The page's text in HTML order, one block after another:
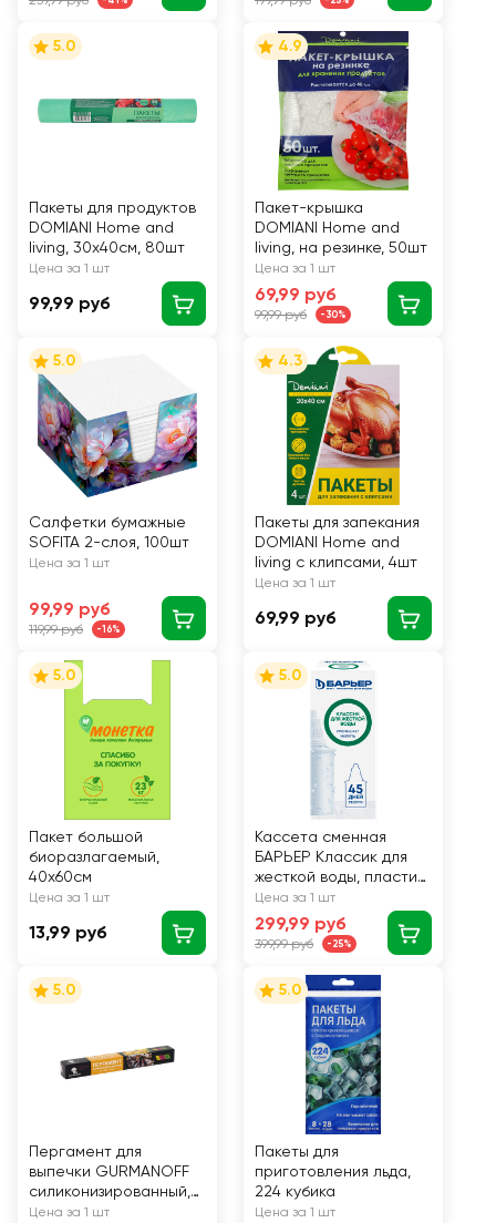
5.0
Пакеты для продуктов
DOMIANI Home and
living, 30х40см, 80шт
Цена за 1 шт
99,99 руб
4.9
Пакет-крышка
DOMIANI Home and
living, на резинке, 50шт
Цена за 1 шт
69,99 руб
99,99 руб -30%
5.0
Салфетки бумажные
SOFITA 2-слоя, 100шт
Цена за 1 шт
99,99 руб
119,99 руб -16%
4.3
Пакеты для запекания
DOMIANI Home and
living с клипсами, 4шт
Цена за 1 шт
69,99 руб
5.0
Пакет большой
биоразлагаемый,
40х60см
Цена за 1 шт
13,99 руб
5.0
Кассета сменная
БАРЬЕР Классик для
жесткой воды, пластик
Арт. К311Р12/
Б-228225/94
Цена за 1 шт
299,99 руб
399,99 руб -25%
5.0
Пергамент для
выпечки GURMANOFF
силиконизированный,
15 листов
Цена за 1 шт
5.0
Пакеты для
приготовления льда,
224 кубика
Цена за 1 шт